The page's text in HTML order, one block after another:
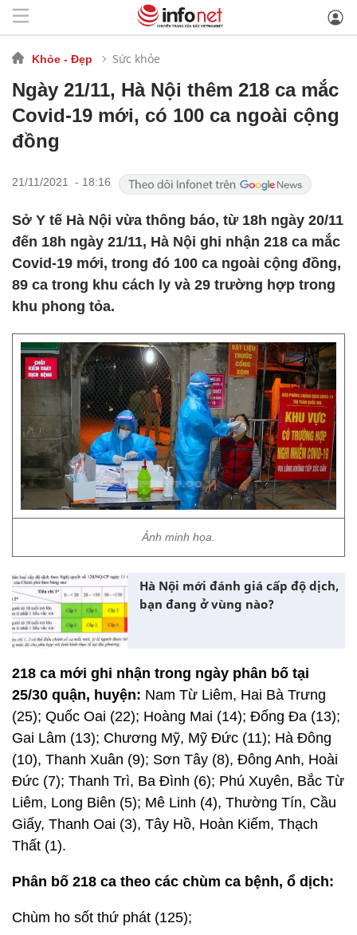
Khỏe - Đẹp Sức khỏe
Ngày 21/11, Hà Nội thêm 218 ca mắc
Covid-19 mới, có 100 ca ngoài cộng
đồng
21/11/2021 - 18:16
Sở Y tế Hà Nội vừa thông báo, từ 18h ngày 20/11
đến 18h ngày 21/11, Hà Nội ghi nhận 218 ca mắc
Covid-19 mới, trong đó 100 ca ngoài cộng đồng,
89 ca trong khu cách ly và 29 trường hợp trong
khu phong tỏa.
Ảnh minh họa.
Hà Nội mới đánh giá cấp độ dịch,
bạn đang ở vùng nào?
218 ca mới ghi nhận trong ngày phân bố tại
25/30 quận, huyện: Nam Từ Liêm, Hai Bà Trưng
(25); Quốc Oai (22); Hoàng Mai (14); Đống Đa (13);
Gai Lâm (13); Chương Mỹ, Mỹ Đức (11); Hà Đông
(10), Thanh Xuân (9); Sơn Tây (8), Đông Anh, Hoài
Đức (7); Thanh Trì, Ba Đình (6); Phú Xuyên, Bắc Từ
Liêm, Long Biên (5); Mê Linh (4), Thường Tín, Cầu
Giấy, Thanh Oai (3), Tây Hồ, Hoàn Kiếm, Thạch
Thất (1).
Phân bố 218 ca theo các chùm ca bệnh, ổ dịch:
Chùm ho sốt thứ phát (125);